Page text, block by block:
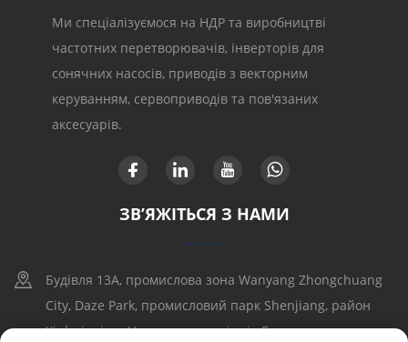
Ми спеціалізуємося на НДР та виробництві
частотних перетворювачів, інверторів для
сонячних насосів, приводів з векторним
керуванням, сервоприводів та пов'язаних
аксесуарів.
ЗВ’ЯЖІТЬСЯ З НАМИ
Будівля 13A, промислова зона Wanyang Zhongchuang
City, Daze Park, промисловий парк Shenjiang, район
Xinhui, місто Цзянмэнь, провінція Гуандун